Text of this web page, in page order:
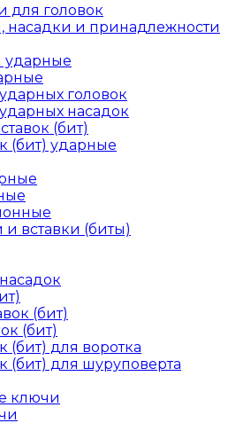
для головок
насадки и принадлежности
ударные
головок
насадок
(бит)
(бит) ударные
вставки (биты)
(бит)
(бит)
(бит) для воротка
(бит) для шуруповерта
ключи